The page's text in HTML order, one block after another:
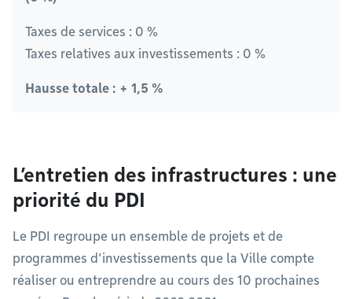
Taxes de services : 0 %
Taxes relatives aux investissements : 0 %
Hausse totale : + 1,5 %
L’entretien des infrastructures : une
priorité du PDI
Le PDI regroupe un ensemble de projets et de
programmes d’investissements que la Ville compte
réaliser ou entreprendre au cours des 10 prochaines